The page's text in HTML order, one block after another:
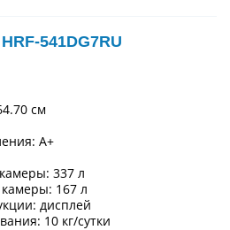
541DG7RU
см
A+
337 л
167 л
дисплей
10 кг/сутки